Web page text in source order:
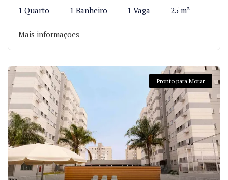
1 Quarto 1 Banheiro 1 Vaga 25 m²
Mais informações
Pronto para Morar